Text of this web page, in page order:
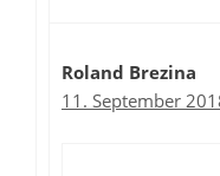
Roland Brezina
11. September